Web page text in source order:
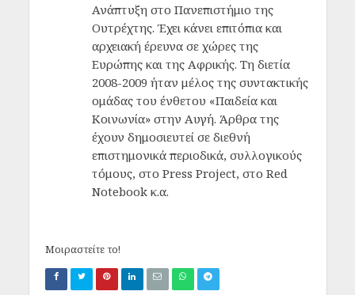
Ανάπτυξη στο Πανεπιστήμιο της
Ουτρέχτης. Έχει κάνει επιτόπια και
αρχειακή έρευνα σε χώρες της
Ευρώπης και της Αφρικής. Τη διετία
2008-2009 ήταν μέλος της συντακτικής
ομάδας του ένθετου «Παιδεία και
Κοινωνία» στην Αυγή. Άρθρα της
έχουν δημοσιευτεί σε διεθνή
επιστημονικά περιοδικά, συλλογικούς
τόμους, στο Press Project, στο Red
Notebook κ.α.
Μοιραστείτε το!